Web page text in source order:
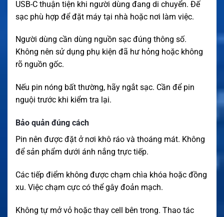
USB-C thuận tiện khi người dùng đang di chuyển. Đế
sạc phù hợp để đặt máy tại nhà hoặc nơi làm việc.
Người dùng cần dùng nguồn sạc đúng thông số.
Không nên sử dụng phụ kiện đã hư hỏng hoặc không
rõ nguồn gốc.
Nếu pin nóng bất thường, hãy ngắt sạc. Cần để pin
nguội trước khi kiểm tra lại.
Bảo quản đúng cách
Pin nên được đặt ở nơi khô ráo và thoáng mát. Không
để sản phẩm dưới ánh nắng trực tiếp.
Các tiếp điểm không được chạm chìa khóa hoặc đồng
xu. Việc chạm cực có thể gây đoản mạch.
Không tự mở vỏ hoặc thay cell bên trong. Thao tác